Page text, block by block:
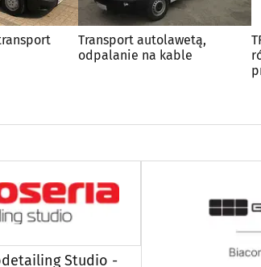
Transport autolawetą,
odpalanie na kable
Studio -